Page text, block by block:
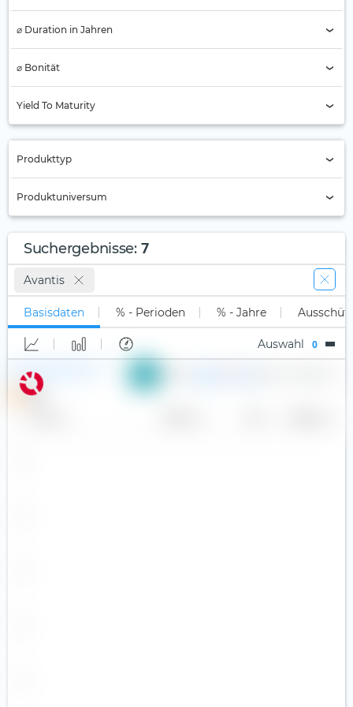
⌀ Duration in Jahren
⌀ Bonität
AA
BBB
BB
B
Unter B
Nicht klassifiziert (7)
Yield To Maturity
Produkttyp
ETC
ETF (7)
Stock Tracker
Produktuniversum
Alle
Long-Only (1x)
Long Leveraged
Short
Short Leveraged
Suchergebnisse: 7
Avantis
Basisdaten % - Perioden % - Jahre
Auswahl 0
Value UCITS ETF (Acc)